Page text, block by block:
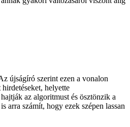
újságíró szerint ezen a vonalon
helyette
az algoritmust és ösztönzik a
arra számít, hogy ezek szépen lassan